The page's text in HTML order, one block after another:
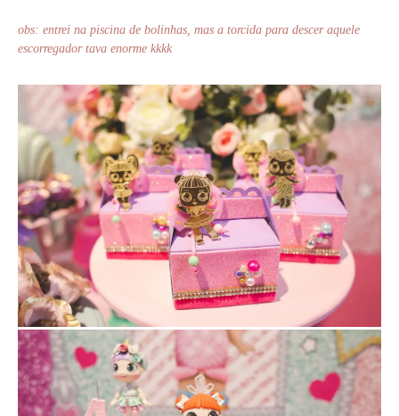
obs: entrei na piscina de bolinhas, mas a torcida para descer aquele
escorregador tava enorme kkkk